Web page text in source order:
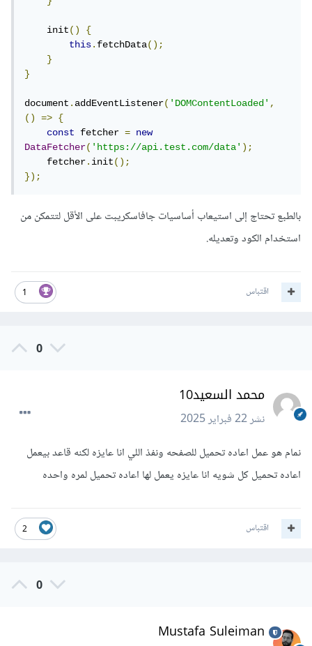
    init
()
{
this.fetchData();
}
}
document.addEventListener('DOMContentLoaded',
()
=>
{
const
fetcher =
new
DataFetcher('https://api.test.com/data');
    fetcher
.init();
});
بالطبع تحتاج إلى استيعاب أساسيات جافاسكريبت على الأقل لتتمكن من
استخدام الكود وتعديله.
1 اقتباس
0
محمد السعيد10
نشر22 فبراير 2025
نمام هو عمل اعاده تحميل للصفحه ونفذ اللي انا عايزه لكنه قاعد بيعمل
اعاده تحميل كل شويه انا عايزه يعمل لها اعاده تحميل لمره واحده
2 اقتباس
0
Mustafa Suleiman